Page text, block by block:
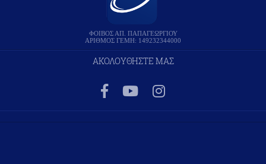
ΦΟΙΒΟΣ ΑΠ. ΠΑΠΑΓΕΩΡΓΙΟΥ
ΑΡΙΘΜΟΣ ΓΕΜΗ: 149232344000
ΑΚΟΛΟΥΘΗΣΤΕ ΜΑΣ